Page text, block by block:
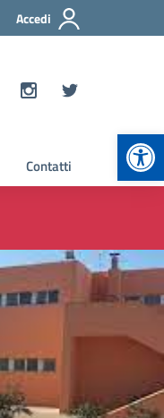
Accedi
Contatti